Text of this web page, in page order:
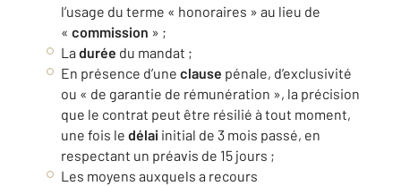
l’usage du terme « honoraires » au lieu de
« commission » ;
La durée du mandat ;
En présence d’une clause pénale, d’exclusivité
ou « de garantie de rémunération », la précision
que le contrat peut être résilié à tout moment,
une fois le délai initial de 3 mois passé, en
respectant un préavis de 15 jours ;
Les moyens auxquels a recours